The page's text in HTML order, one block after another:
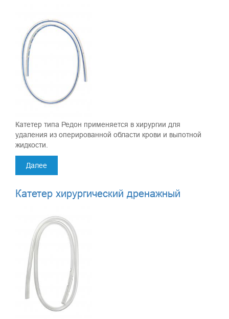
Катетер типа Редон применяется в хирургии для
удаления из оперированной области крови и выпотной
жидкости.
Далее
Катетер хирургический дренажный